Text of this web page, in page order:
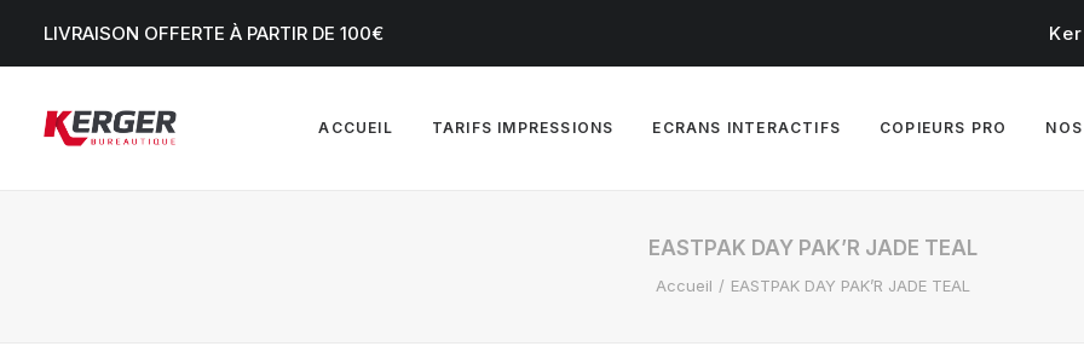
LIVRAISON OFFERTE À PARTIR DE 100€
ACCUEIL TARIFS IMPRESSIONS ECRANS INTERACTIFS COPIEURS PRO
EASTPAK DAY PAK’R JADE TEAL
Accueil EASTPAK DAY PAK’R JADE TEAL